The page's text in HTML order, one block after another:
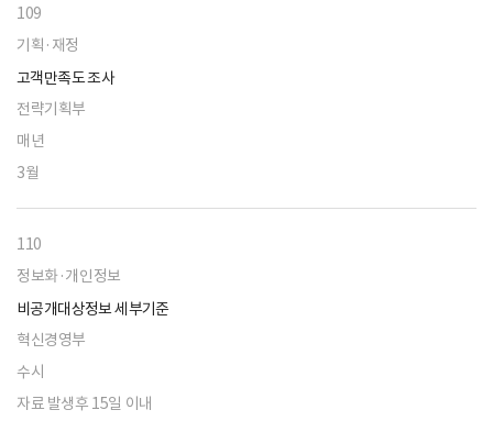
109
기획·재정
고객만족도 조사
전략기획부
매년
3월
110
정보화·개인정보
비공개대상정보 세부기준
혁신경영부
수시
자료 발생후 15일 이내